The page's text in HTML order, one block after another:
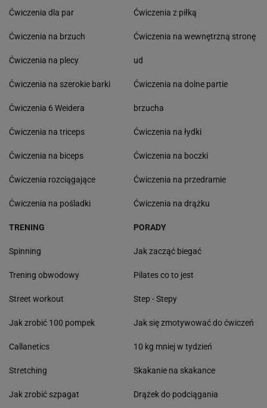
Ćwiczenia dla par
Ćwiczenia na brzuch
Ćwiczenia na plecy
Ćwiczenia na szerokie barki
Ćwiczenia 6 Weidera
Ćwiczenia na triceps
Ćwiczenia na biceps
Ćwiczenia rozciągające
Ćwiczenia na pośladki
Ćwiczenia z piłką
Ćwiczenia na wewnętrzną stronę
ud
Ćwiczenia na dolne partie
brzucha
Ćwiczenia na łydki
Ćwiczenia na boczki
Ćwiczenia na przedramie
Ćwiczenia na drążku
TRENING
Spinning
Trening obwodowy
Street workout
Jak zrobić 100 pompek
Callanetics
Stretching
Jak zrobić szpagat
PORADY
Jak zacząć biegać
Pilates co to jest
Step - Stepy
Jak się zmotywować do ćwiczeń
10 kg mniej w tydzień
Skakanie na skakance
Drążek do podciągania